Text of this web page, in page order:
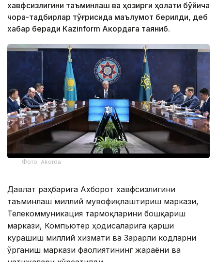
хавфсизлигини таъминлаш ва ҳозирги ҳолати бўйича
чора-тадбирлар тўғрисида маълумот берилди, деб
хабар беради Каzinform Акордага таяниб.
Фото: Akorda
Давлат раҳбарига Ахборот хавфсизлигини
таъминлаш миллий мувофиқлаштириш маркази,
Телекоммуникация тармоқларини бошқариш
маркази, Компьютер ҳодисаларига қарши
курашиш миллий хизмати ва Зарарли кодларни
ўрганиш маркази фаолиятининг жараёни ва